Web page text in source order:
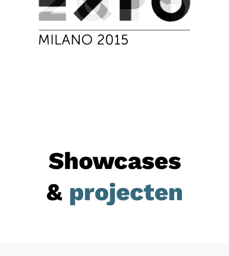
Showcases
& projecten